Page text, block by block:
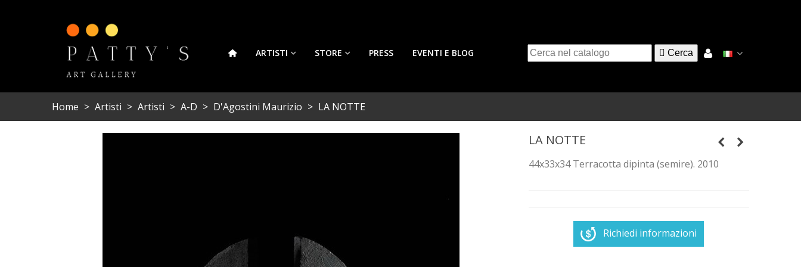
ARTISTI STORE PRESS EVENTI E BLOG  Cerca
Home > Artisti > Artisti > A-D > D'Agostini Maurizio > LA NOTTE
LA NOTTE
44x33x34 Terracotta dipinta (semire). 2010
Richiedi informazioni